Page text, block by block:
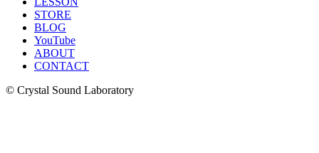
STORE
BLOG
YouTube
ABOUT
CONTACT
© Crystal Sound Laboratory